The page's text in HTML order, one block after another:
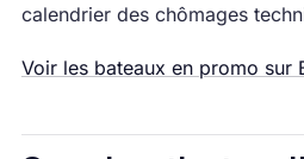
calendrier des chômages
Voir les bateaux en promo sur